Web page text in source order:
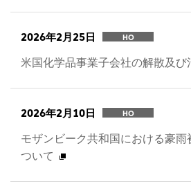
2026年2月25日 HO
米国化学品事業子会社の解散及び
2026年2月10日 HO
モザンビーク共和国における豪
ついて